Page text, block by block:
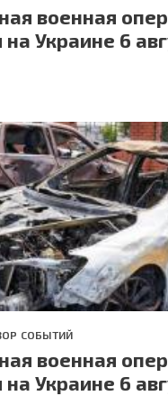
военная
Украине 6
СОБЫТИЙ
военная
Украине 6